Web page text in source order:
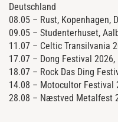
Deutschland
08.05 – Rust, Kopenhagen,
09.05 – Studenterhuset,
11.07 – Celtic Transilvania
17.07 – Dong Festival 2026,
18.07 – Rock Das Ding
14.08 – Motocultor Festival
28.08 – Næstved Metalfest